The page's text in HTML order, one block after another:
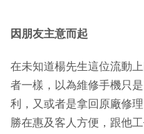
因朋友主意而起
在未知道楊先生這位流動
者一樣，以為維修手機只
利，又或者是拿回原廠修
勝在惠及客人方便，跟他